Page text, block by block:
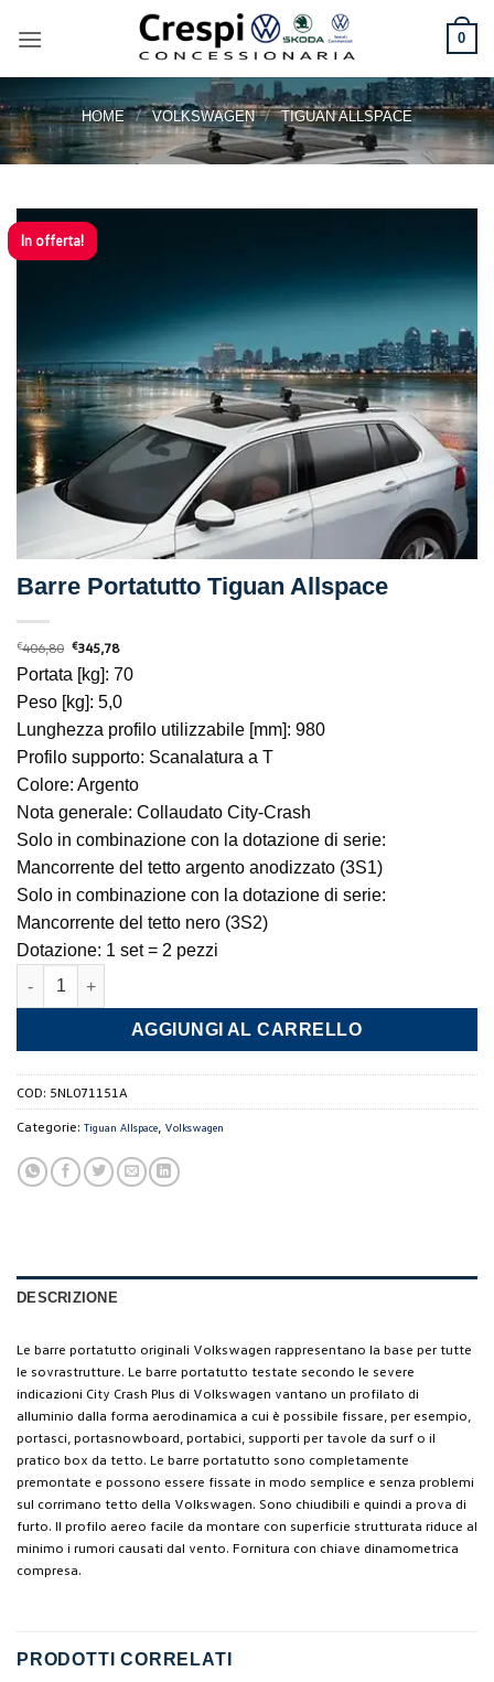
0
HOME / VOLKSWAGEN / TIGUAN ALLSPACE
In offerta!
Barre Portatutto Tiguan Allspace
€406,80 Il
prezzo
originale
era:
€406,80.
€345,78Il
attuale
è:
€345,78.
Portata [kg]: 70
Peso [kg]: 5,0
Lunghezza profilo utilizzabile [mm]: 980
Profilo supporto: Scanalatura a T
Colore: Argento
Nota generale: Collaudato City-Crash
Solo in combinazione con la dotazione di serie:
Mancorrente del tetto argento anodizzato (3S1)
Solo in combinazione con la dotazione di serie:
Mancorrente del tetto nero (3S2)
Dotazione: 1 set = 2 pezzi
Barre Portatutto Tiguan Allspace quantità
AGGIUNGI AL CARRELLO
COD: 5NL071151A
Categorie: Tiguan Allspace Volkswagen
DESCRIZIONE
Le barre portatutto originali Volkswagen rappresentano la base per tutte
le sovrastrutture. Le barre portatutto testate secondo le severe
indicazioni City Crash Plus di Volkswagen vantano un profilato di
alluminio dalla forma aerodinamica a cui è possibile fissare, per esempio,
portasci, portasnowboard, portabici, supporti per tavole da surf o il
pratico box da tetto. Le barre portatutto sono completamente
premontate e possono essere fissate in modo semplice e senza problemi
sul corrimano tetto della Volkswagen. Sono chiudibili e quindi a prova di
furto. Il profilo aereo facile da montare con superficie strutturata riduce al
minimo i rumori causati dal vento. Fornitura con chiave dinamometrica
compresa.
PRODOTTI CORRELATI